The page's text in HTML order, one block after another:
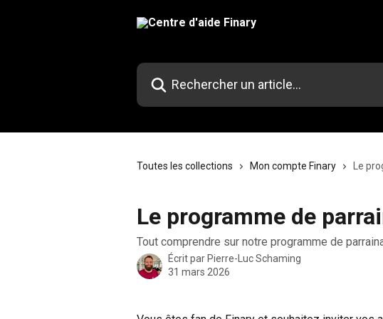
Rechercher un article...
Toutes les collections Mon compte Finary Le
Le programme de
Tout comprendre sur notre programme de
Écrit par Pierre-Luc Schaming
31 mars 2026